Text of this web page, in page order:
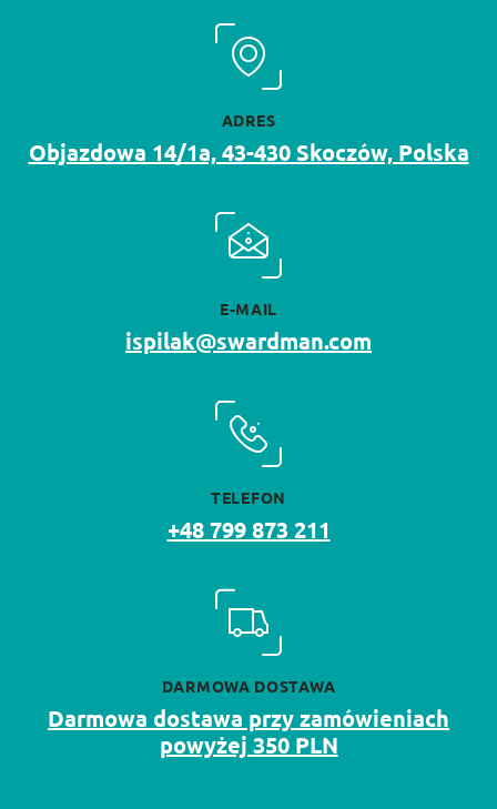
ADRES
Objazdowa 14/1a, 43-430 Skoczów, Polska
E-MAIL
ispilak@swardman.com
TELEFON
+48 799 873 211
DARMOWA DOSTAWA
Darmowa dostawa przy zamówieniach
powyżej 350 PLN